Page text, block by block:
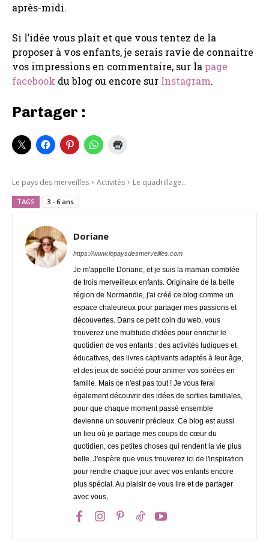
après-midi.
Si l’idée vous plait et que vous tentez de la
proposer à vos enfants, je serais ravie de connaitre
vos impressions en commentaire, sur la page
facebook du blog ou encore sur Instagram.
Partager :
Le pays des merveilles Activités Le quadrillage...
TAGS 3 - 6 ans
Doriane
https://www.lepaysdesmerveilles.com
Je m'appelle Doriane, et je suis la maman comblée
de trois merveilleux enfants. Originaire de la belle
région de Normandie, j'ai créé ce blog comme un
espace chaleureux pour partager mes passions et
découvertes. Dans ce petit coin du web, vous
trouverez une multitude d'idées pour enrichir le
quotidien de vos enfants : des activités ludiques et
éducatives, des livres captivants adaptés à leur âge,
et des jeux de société pour animer vos soirées en
famille. Mais ce n'est pas tout ! Je vous ferai
également découvrir des idées de sorties familiales,
pour que chaque moment passé ensemble
devienne un souvenir précieux. Ce blog est aussi
un lieu où je partage mes coups de cœur du
quotidien, ces petites choses qui rendent la vie plus
belle. J'espère que vous trouverez ici de l'inspiration
pour rendre chaque jour avec vos enfants encore
plus spécial. Au plaisir de vous lire et de partager
avec vous,